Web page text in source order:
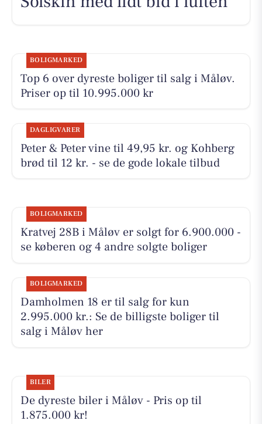
BOLIGMARKED
Top 6 over dyreste boliger til salg i Måløv.
Priser op til 10.995.000 kr
DAGLIGVARER
Peter & Peter vine til 49,95 kr. og Kohberg
brød til 12 kr. - se de gode lokale tilbud
BOLIGMARKED
Kratvej 28B i Måløv er solgt for 6.900.000 -
se køberen og 4 andre solgte boliger
BOLIGMARKED
Damholmen 18 er til salg for kun
2.995.000 kr.: Se de billigste boliger til
salg i Måløv her
BILER
De dyreste biler i Måløv - Pris op til
1.875.000 kr!